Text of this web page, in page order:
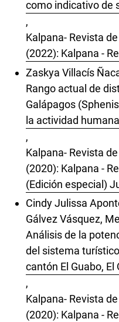
como indicativo de
,
Kalpana- Revista
(2022): Kalpana -
Zaskya Villacís
Rango actual de
Galápagos
la actividad
,
Kalpana- Revista
(2020): Kalpana -
(Edición especial)
Cindy Julissa
Gálvez Vásquez,
Análisis de la
del sistema
cantón El Guabo, El
,
Kalpana- Revista
(2020): Kalpana -